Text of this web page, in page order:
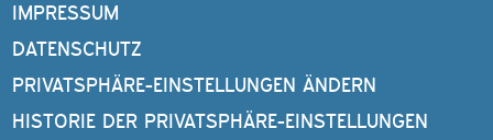
IMPRESSUM
DATENSCHUTZ
PRIVATSPHÄRE-EINSTELLUNGEN ÄNDERN
HISTORIE DER PRIVATSPHÄRE-EINSTELLUNGEN